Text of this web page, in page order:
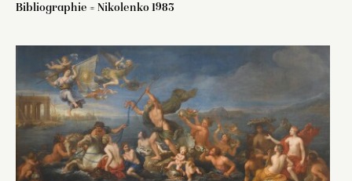
Bibliographie = Nikolenko 1983